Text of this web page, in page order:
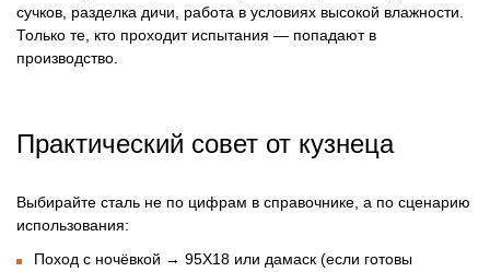
сучков, разделка дичи, работа в условиях высокой влажности.
Только те, кто проходит испытания — попадают в
производство.
Практический совет от кузнеца
Выбирайте сталь не по цифрам в справочнике, а по сценарию
использования:
Поход с ночёвкой → 95Х18 или дамаск (если готовы